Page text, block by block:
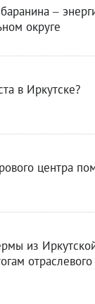
–
округе
в Иркутске?
центра
из
отраслевого